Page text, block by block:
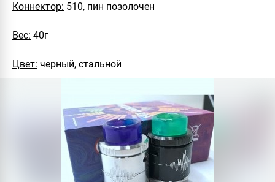
Коннектор: 510, пин позолочен
Вес: 40г
Цвет: черный, стальной